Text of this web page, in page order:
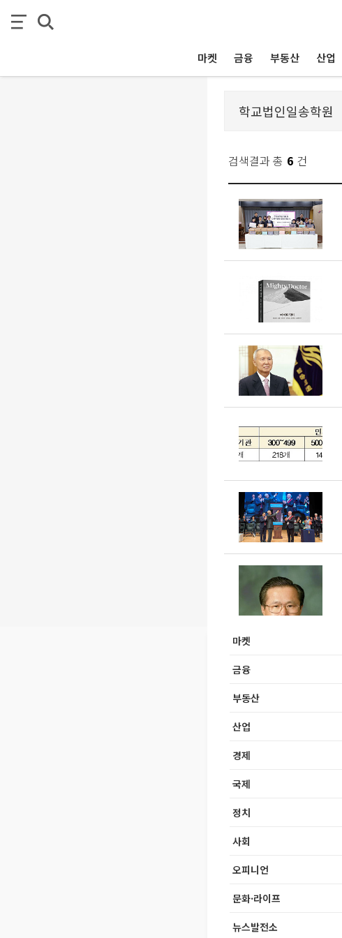
마켓 금융 부동산 산업
검색결과 총 6 건
마켓
금융
부동산
산업
경제
국제
정치
사회
오피니언
문화·라이프
뉴스발전소